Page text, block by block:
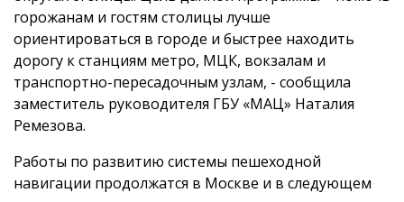
горожанам и гостям столицы лучше
ориентироваться в городе и быстрее находить
дорогу к станциям метро, МЦК, вокзалам и
транспортно-пересадочным узлам, - сообщила
заместитель руководителя ГБУ «МАЦ» Наталия
Ремезова.
Работы по развитию системы пешеходной
навигации продолжатся в Москве и в следующем